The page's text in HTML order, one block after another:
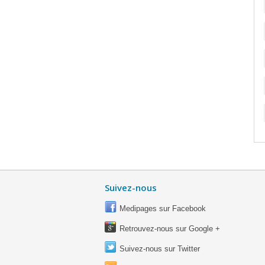
Suivez-nous
Medipages sur Facebook
Retrouvez-nous sur Google +
Suivez-nous sur Twitter